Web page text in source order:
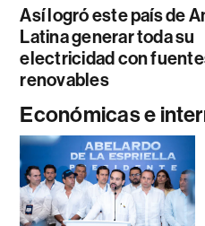
Así logró este país de
Latina generar toda su
electricidad con
renovables
Económicas e